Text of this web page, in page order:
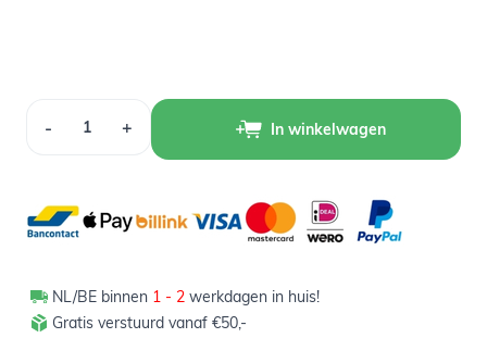
- + In winkelwagen
NL/BE binnen 1 - 2 werkdagen in huis!
Gratis verstuurd vanaf €50,-